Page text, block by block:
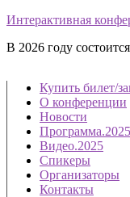
Интерактивная
В 2026 году
Купить билет/​
О конференции
Новости
Программа.2025
Видео.2025
Спикеры
Организаторы
Контакты